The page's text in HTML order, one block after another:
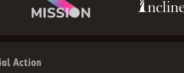
Action